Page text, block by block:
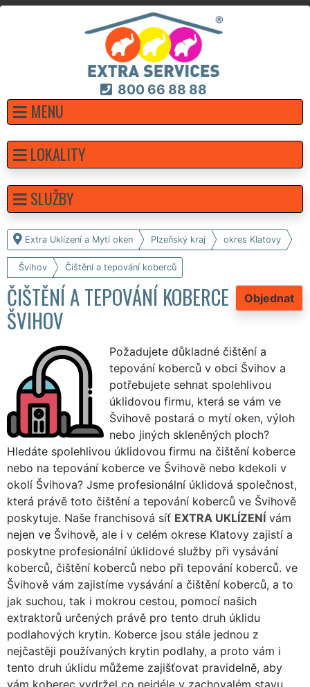
800 66 88 88
MENU
Extra Uklízení a Mytí oken Plzeňský kraj okres Klatovy
Švihov Čištění a tepování koberců
Objednat
ČIŠTĚNÍ A TEPOVÁNÍ KOBERCE
ŠVIHOV
Požadujete důkladné čištění a
tepování koberců v obci Švihov a
potřebujete sehnat spolehlivou
úklidovou firmu, která se vám ve
Švihově postará o mytí oken, výloh
nebo jiných skleněných ploch?
Hledáte spolehlivou úklidovou firmu na čištění koberce
nebo na tepování koberce ve Švihově nebo kdekoli v
okolí Švihova? Jsme profesionální úklidová společnost,
která právě toto čištění a tepování koberců ve Švihově
poskytuje. Naše franchisová síť EXTRA UKLÍZENÍ vám
nejen ve Švihově, ale i v celém okrese Klatovy zajistí a
poskytne profesionální úklidové služby při vysávání
koberců, čištění koberců nebo při tepování koberců. ve
Švihově vám zajistíme vysávání a čištění koberců, a to
jak suchou, tak i mokrou cestou, pomocí našich
extraktorů určených právě pro tento druh úklidu
podlahových krytin. Koberce jsou stále jednou z
nejčastěji používaných krytin podlahy, a proto vám i
tento druh úklidu můžeme zajišťovat pravidelně, aby
vám koberec vydržel co nejdéle v zachovalém stavu.
LOKALITY
SLUŽBY